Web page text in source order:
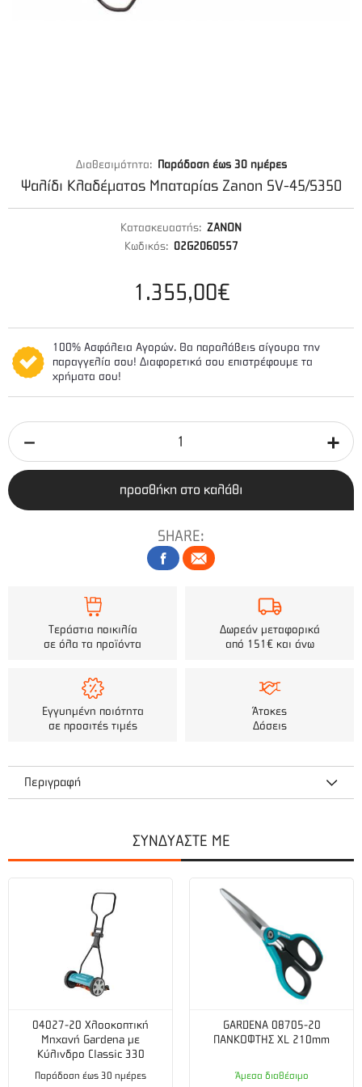
Διαθεσιμότητα: Παράδοση έως 30 ημέρες
Ψαλίδι Κλαδέματος Μπαταρίας Zanon SV-45/S350
Κατασκευαστής: ZANON
Κωδικός: 02G2060557
1.355,00€
100% Ασφάλεια Αγορών. Θα παραλάβεις σίγουρα την
παραγγελία σου! Διαφορετικά σου επιστρέφουμε τα
χρήματα σου!
προσθήκη στο καλάθι
SHARE:
Τεράστια ποικιλία
σε όλα τα προϊόντα
Δωρεάν μεταφορικά
από 151€ και άνω
Εγγυημένη ποιότητα
σε προσιτές τιμές
Άτοκες
Δόσεις
Περιγραφή
Μπαταρία
Τάση μπαταρίας (V):
Χωρητικότητα μπαταρίας (Ah):
Τεχνικά χαρακτηριστικά
Αυτονομία:1 ΗΜΕΡΑ
Διάμετρος κοπής:25 / 45 (2 θέσεων)
ΣΥΝΔΥΑΣΤΕ ΜΕ
04027-20 Χλοοκοπτική
Μηχανή Gardena με
Κύλινδρο Classic 330
Παράδοση έως 30 ημέρες
GARDENA 08705-20
ΠΑΝΚΟΦΤΗΣ XL 210mm
Άμεσα διαθέσιμο